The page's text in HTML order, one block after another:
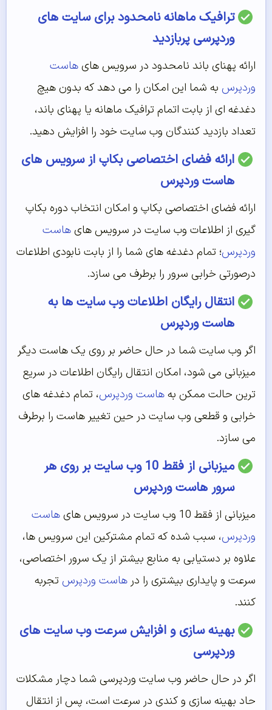
ترافیک ماهانه نامحدود برای سایت های
وردپرسی پربازدید
ارائه پهنای باند نامحدود در سرویس هایهاست
وردپرس به شما این امکان را می دهد که بدون هیچ
دغدغه ای از بابت اتمام ترافیک ماهانه یا پهنای باند،
تعداد بازدید کنندگان وب سایت خود را افزایش دهید.
ارائه فضای اختصاصی بکاپ از سرویس های
هاست وردپرس
ارائه فضای اختصاصی بکاپ و امکان انتخاب دوره بکاپ
گیری از اطلاعات وب سایت در سرویس هایهاست
وردپرس؛ تمام دغدغه های شما را از بابت نابودی اطلاعات
درصورتی خرابی سرور را برطرف می سازد.
انتقال رایگان اطلاعات وب سایت ها به
هاست وردپرس
اگر وب سایت شما در حال حاضر بر روی یک هاست دیگر
میزبانی می شود، امکان انتقال رایگان اطلاعات در سریع
ترین حالت ممکن بههاست وردپرس، تمام دغدغه های
خرابی و قطعی وب سایت در حین تغییر هاست را برطرف
می سازد.
میزبانی از فقط 10 وب سایت بر روی هر
سرور هاست وردپرس
میزبانی از فقط 10 وب سایت در سرویس های
هاست
وردپرس، سبب شده که تمام مشترکین این سرویس ها،
علاوه بر دستیابی به منابع بیشتر از یک سرور اختصاصی،
سرعت و پایداری بیشتری را در هاست وردپرس تجربه
کنند.
بهینه سازی و افزایش سرعت وب سایت های
وردپرسی
اگر در حال حاضر وب سایت وردپرسی شما دچار مشکلات
حاد بهینه سازی و کندی در سرعت است، پس از انتقال